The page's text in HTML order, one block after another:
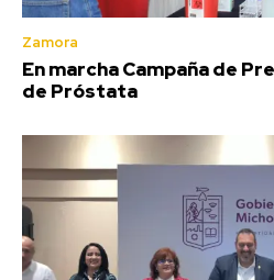
Zamora
En marcha Campaña de
de Próstata